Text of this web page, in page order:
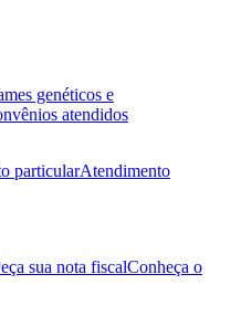
genéticos e
atendidos
particularAtendimento
sua nota fiscalConheça o